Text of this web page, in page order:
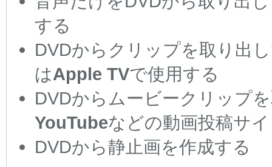
する
DVDからクリップを取り出
はApple TVで使用する
DVDからムービークリップ
YouTubeなどの動画投稿サ
DVDから静止画を作成する